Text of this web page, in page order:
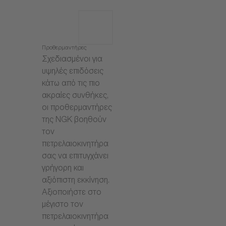
Προθερμαντήρες
Σχεδιασμένοι για
υψηλές επιδόσεις
κάτω από τις πιο
ακραίες συνθήκες,
οι προθερμαντήρες
της NGK βοηθούν
τον
πετρελαιοκινητήρα
σας να επιτυγχάνει
γρήγορη και
αξιόπιστη εκκίνηση.
Αξιοποιήστε στο
μέγιστο τον
πετρελαιοκινητήρα